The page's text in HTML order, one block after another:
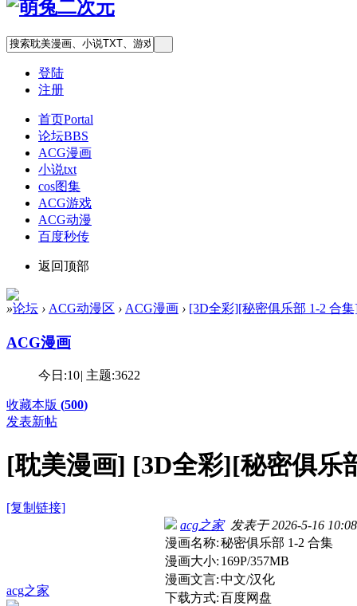
登陆
注册
首页Portal
论坛BBS
ACG漫画
小说txt
cos图集
ACG游戏
ACG动漫
百度秒传
返回顶部
»论坛 › ACG动漫区 › ACG漫画 › [3D全彩][秘密俱乐部 1-2 合
ACG漫画
今日:10| 主题:3622
收藏本版 (500)
发表新帖
[耽美漫画] [3D全彩][秘密俱乐
[复制链接]
acg之家
acg之家发表于 2026-5-16
漫画名称:秘密俱乐部 1-2 合集
漫画大小: 169P/357MB
漫画文言:中文/汉化
下载方式:百度网盘